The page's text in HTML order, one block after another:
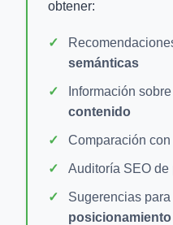
obtener:
semánticas
Información sobre
contenido
Comparación con
Auditoría SEO de
Sugerencias para
posicionamiento